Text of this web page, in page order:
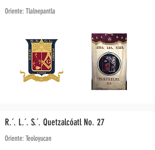
Oriente: Tlalnepantla
R.´. L.´. S.´. Quetzalcóatl No. 27
Oriente: Teoloyucan